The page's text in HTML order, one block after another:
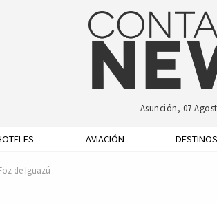
Asunción, 07
AVIACIÓN DESTINOS
de Iguazú